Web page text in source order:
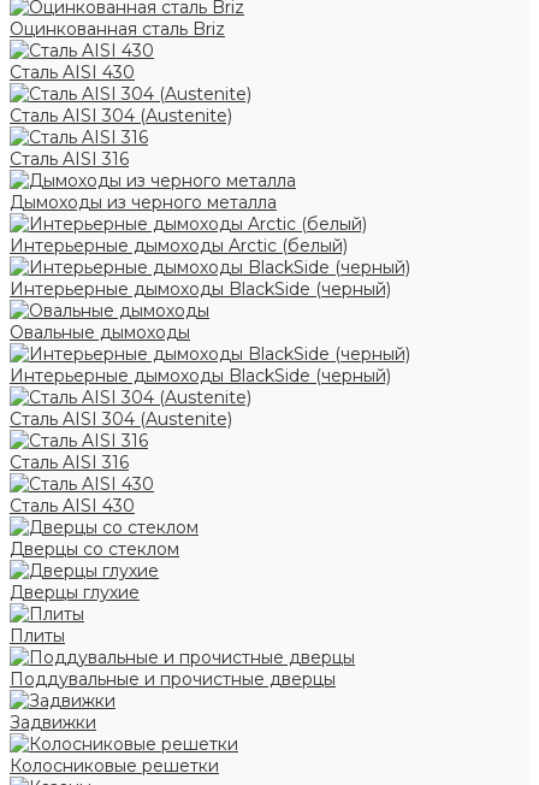
Оцинкованная сталь Briz
Сталь AISI 430
Сталь AISI 304 (Austenite)
Сталь AISI 316
Дымоходы из черного металла
Интерьерные дымоходы Arctic (белый)
Интерьерные дымоходы BlackSide (черный)
Овальные дымоходы
Интерьерные дымоходы BlackSide (черный)
Сталь AISI 304 (Austenite)
Сталь AISI 316
Сталь AISI 430
Дверцы со стеклом
Дверцы глухие
Плиты
Поддувальные и прочистные дверцы
Задвижки
Колосниковые решетки